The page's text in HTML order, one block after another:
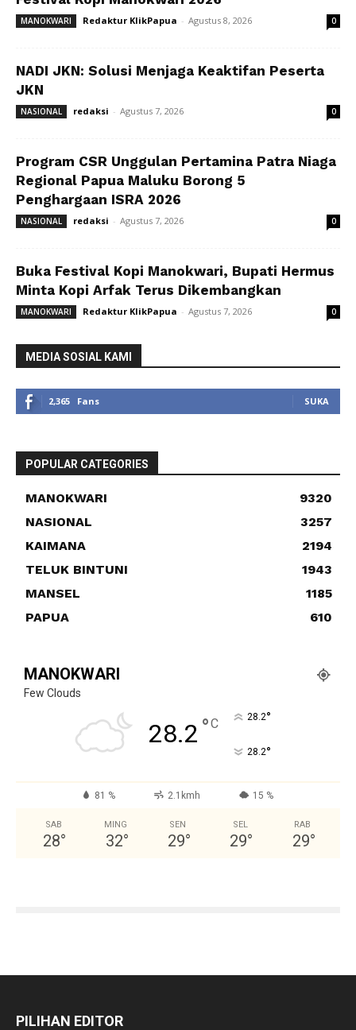
MANOKWARI Redaktur KlikPapua - Agustus 8, 2026 0
NADI JKN: Solusi Menjaga Keaktifan Peserta
JKN
NASIONAL redaksi - Agustus 7, 2026 0
Program CSR Unggulan Pertamina Patra Niaga
Regional Papua Maluku Borong 5
Penghargaan ISRA 2026
NASIONAL redaksi - Agustus 7, 2026 0
Buka Festival Kopi Manokwari, Bupati Hermus
Minta Kopi Arfak Terus Dikembangkan
MANOKWARI Redaktur KlikPapua - Agustus 7, 2026 0
MEDIA SOSIAL KAMI
2,365 Fans SUKA
POPULAR CATEGORIES
MANOKWARI
9320
NASIONAL
3257
KAIMANA
2194
TELUK BINTUNI
1943
MANSEL
1185
PAPUA
610
MANOKWARI
Few Clouds
28.2 °C 28.2°
28.2°
81 % 2.1kmh 15 %
SAB
28°
MING
32°
SEN
29°
SEL
29°
RAB
29°
PILIHAN EDITOR